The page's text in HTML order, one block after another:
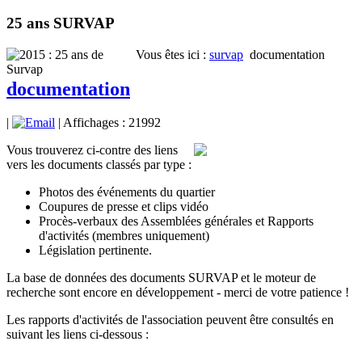
25 ans SURVAP
Vous êtes ici : survap documentation
documentation
| Affichages : 21992
Vous trouverez ci-contre des liens
vers les documents classés par type :
Photos des événements du quartier
Coupures de presse et clips vidéo
Procès-verbaux des Assemblées générales et Rapports
d'activités (membres uniquement)
Législation pertinente.
La base de données des documents SURVAP et le moteur de
recherche sont encore en développement - merci de votre patience !
Les rapports d'activités de l'association peuvent être consultés en
suivant les liens ci-dessous :